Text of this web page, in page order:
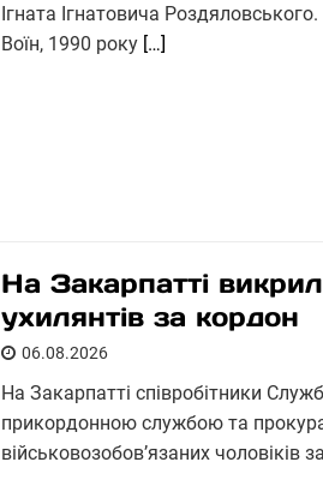
Ігната Ігнатовича
Воїн, 1990 року […]
На Закарпатті
ухилянтів за кордон
06.08.2026
На Закарпатті співробітники
прикордонною службою та
військовозобов’язаних чоловіків